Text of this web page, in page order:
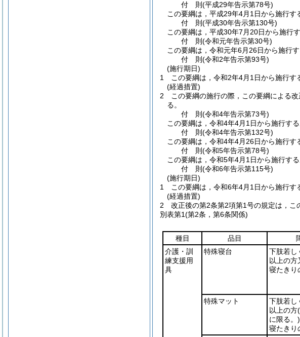
付 則(平成29年告示第78号)
この要綱は，平成29年4月1日から施行す
付 則(平成30年告示第130号)
この要綱は，平成30年7月20日から施行す
付 則(令和元年告示第30号)
この要綱は，令和元年6月26日から施行す
付 則(令和2年告示第93号)
(施行期日)
1
この要綱は，令和2年4月1日から施行す
(経過措置)
2
この要綱の施行の際，この要綱による
る。
付 則(令和4年告示第73号)
この要綱は，令和4年4月1日から施行する
付 則(令和4年告示第132号)
この要綱は，令和4年4月26日から施行す
付 則(令和5年告示第78号)
この要綱は，令和5年4月1日から施行する
付 則(令和6年告示第115号)
(施行期日)
1
この要綱は，令和6年4月1日から施行す
(経過措置)
2
改正後の第2条第2項第1号の規定は，こ
別表第1(第2条，第6条関係)
種目
品目
介護・訓
練支援用
具
特殊寝台
下肢若し
以上の方
寝たきり
特殊マット
下肢若し
以上の方
に限る。)
寝たきり